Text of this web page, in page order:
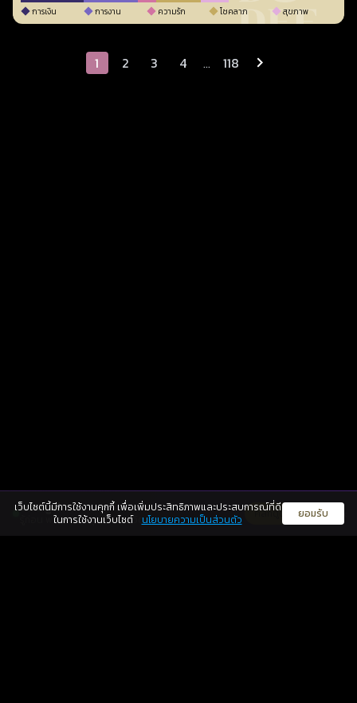
การเงิน การงาน ความรัก โชคลาภ สุขภาพ
1 2 3 4 ... 118
เว็บไซต์นี้มีการใช้งานคุกกี้ เพื่อเพิ่มประสิทธิภาพและประสบการณ์ที่ดี
ในการใช้งานเว็บไซต์
นโยบายความเป็นส่วนตัว ยอมรับ
ดวงดูดี
รู้ก่อน พร้อมกว่า ทุกจังหวะชีวิต คลิกดูดวงฟรี